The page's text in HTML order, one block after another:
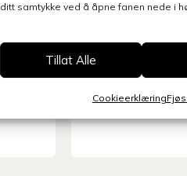
ditt samtykke ved å åpne fanen nede i
Tillat Alle
Cookieerklæring